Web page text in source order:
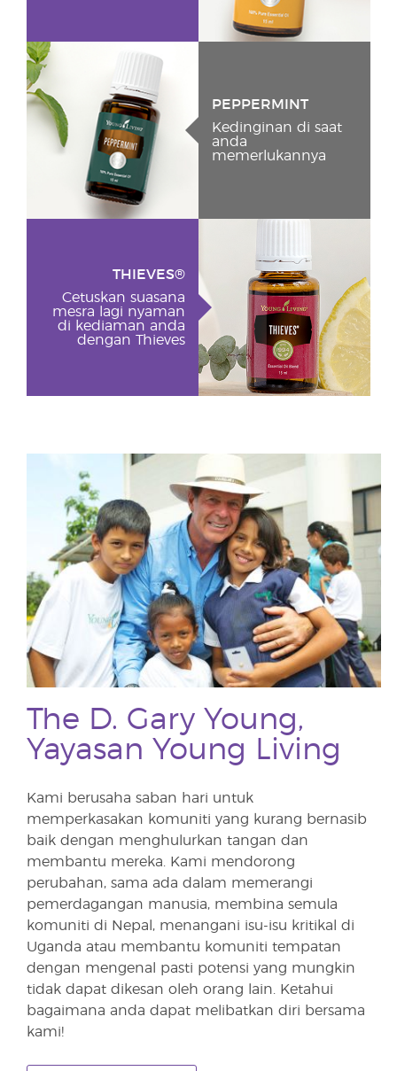
PEPPERMINT
Kedinginan di saat
anda
memerlukannya
THIEVES®
Cetuskan suasana
mesra lagi nyaman
di kediaman anda
dengan Thieves
The D. Gary Young,
Yayasan Young Living
Kami berusaha saban hari untuk
memperkasakan komuniti yang kurang bernasib
baik dengan menghulurkan tangan dan
membantu mereka. Kami mendorong
perubahan, sama ada dalam memerangi
pemerdagangan manusia, membina semula
komuniti di Nepal, menangani isu-isu kritikal di
Uganda atau membantu komuniti tempatan
dengan mengenal pasti potensi yang mungkin
tidak dapat dikesan oleh orang lain. Ketahui
bagaimana anda dapat melibatkan diri bersama
kami!